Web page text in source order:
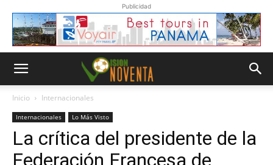
Publicidad
Inicio Internacionales
Internacionales Lo Más Visto
La crítica del presidente de la
Federación Francesa de